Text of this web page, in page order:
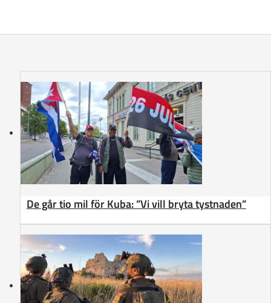
De går tio mil för Kuba: ”Vi vill bryta tystnaden”